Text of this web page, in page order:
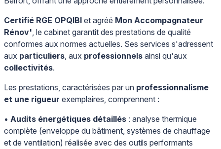
Certifié RGE OPQIBI et agréé Mon Accompagnateur
Rénov', le cabinet garantit des prestations de qualité
conformes aux normes actuelles. Ses services s'adressent
aux particuliers, aux professionnels ainsi qu'aux
collectivités.
Les prestations, caractérisées par un professionnalisme
et une rigueur exemplaires, comprennent :
• Audits énergétiques détaillés : analyse thermique
complète (enveloppe du bâtiment, systèmes de chauffage
et de ventilation) réalisée avec des outils performants